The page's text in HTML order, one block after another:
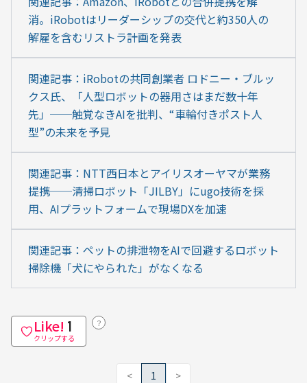
消。iRobotはリーダーシップの交代と約350人の
解雇を含むリストラ計画を発表
関連記事：iRobotの共同創業者 ロドニー・ブルッ
クス氏、「人型ロボットの器用さはまだ数十年
先」──触覚なきAIを批判、“車輪付きポスト人
型”の未来を予見
関連記事：NTT西日本とアイリスオーヤマが業務
提携──清掃ロボット「JILBY」にugo技術を採
用、AIプラットフォームで現場DXを加速
関連記事：ペットの排泄物をAIで回避するロボット
掃除機「犬にやられた」がなくなる
Like! 1
クリップする
？
< 1 >